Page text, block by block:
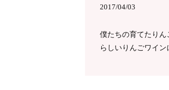
2017/04/03
僕たちの育てたり
らしいりんごワイ